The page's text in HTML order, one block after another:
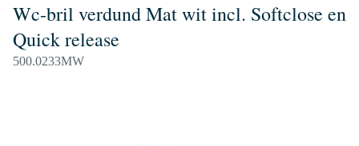
Wc-bril verdund Mat wit incl. Softclose en
Quick release
500.0233MW